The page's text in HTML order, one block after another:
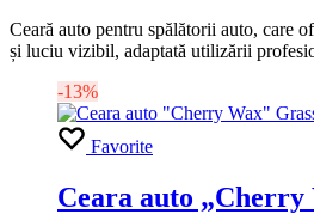
Ceară auto pentru spălătorii auto, care
și luciu vizibil, adaptată utilizării
-13%
Favorite
Ceara auto „Cherry